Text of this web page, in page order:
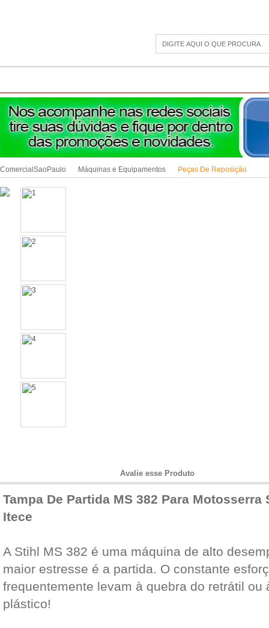
ComercialSaoPaulo Máquinas e Equipamentos Peças De Reposição
Avalie esse Produto
Tampa De Partida MS 382 Para Motosserra
Itece
A Stihl MS 382 é uma máquina de alto
maior estresse é a partida. O constante
frequentemente levam à quebra do retrátil ou
plástico!